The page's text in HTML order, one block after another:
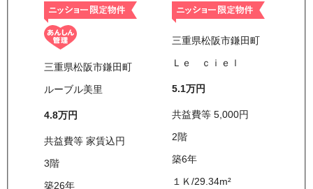
三重県松阪市鎌田町
ルーブル美里
4.8万円
共益費等 家賃込円
3階
築26年
三重県松阪市鎌田町
Ｌｅ ｃｉｅｌ
5.1万円
共益費等5,000円
2階
築6年
１Ｋ/29.34m²